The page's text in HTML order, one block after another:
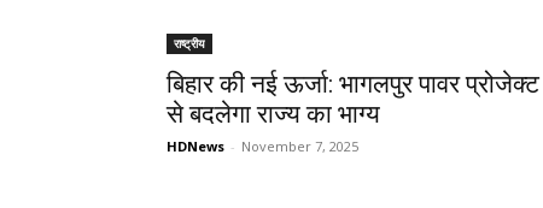
राष्ट्रीय
बिहार की नई ऊर्जा: भागलपुर पावर प्रोजेक्ट
से बदलेगा राज्य का भाग्य
HDNews - November 7, 2025